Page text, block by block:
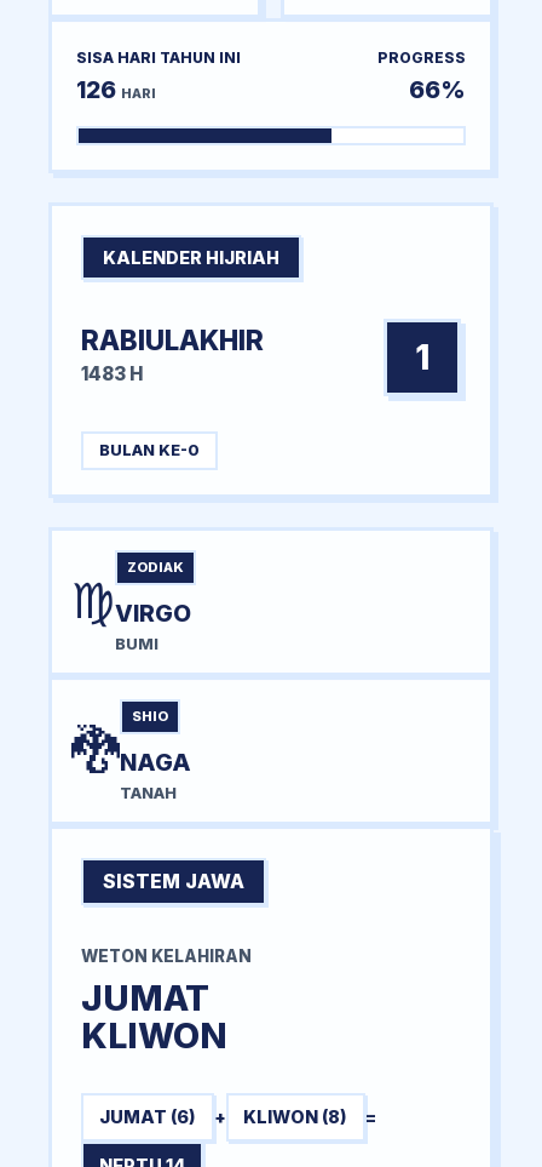
SISA HARI TAHUN INI
126 HARI
PROGRESS
66%
KALENDER HIJRIAH
RABIULAKHIR
1483 H 1
BULAN KE-0
♍
ZODIAK
VIRGO
BUMI
🐉
SHIO
NAGA
TANAH
SISTEM JAWA
WETON KELAHIRAN
JUMAT
KLIWON
JUMAT (6) + KLIWON (8) =